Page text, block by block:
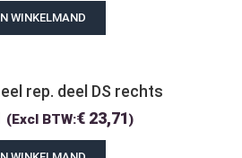
WINKELMAND
rep. deel DS rechts
(Excl BTW:€23,71)